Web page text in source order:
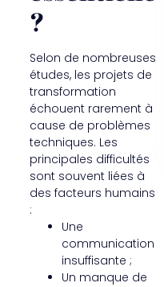
?
Selon de nombreuses
études, les projets de
transformation
échouent rarement à
cause de problèmes
techniques. Les
principales difficultés
sont souvent liées à
des facteurs humains
:
Une
communication
insuffisante ;
Un manque de